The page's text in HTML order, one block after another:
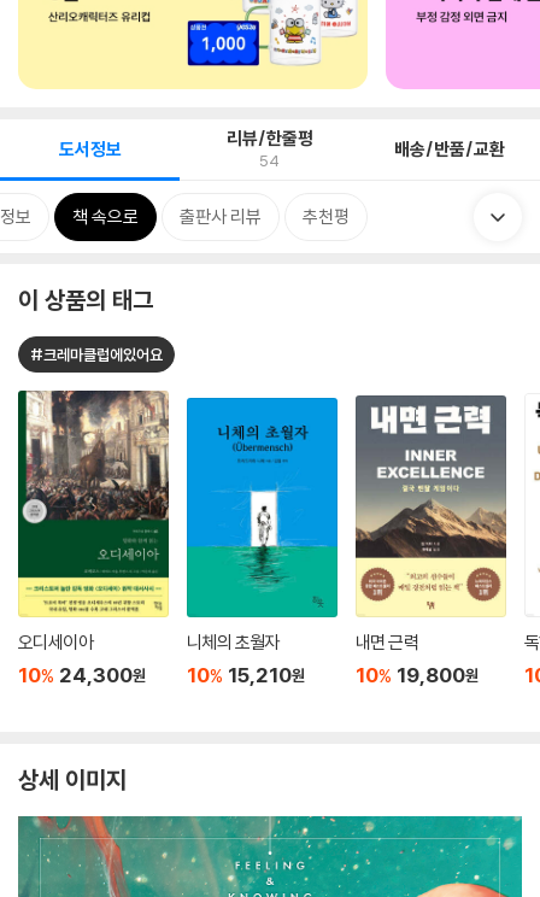
도서정보 리뷰/한줄평
54 배송/반품/교환
보 책 속으로 출판사 리뷰 추천평
이 상품의 태그
#크레마클럽에있어요
오디세이아
10% 24,300원
니체의 초월자
10% 15,210원
내면 근력
10% 19,800원
상세 이미지